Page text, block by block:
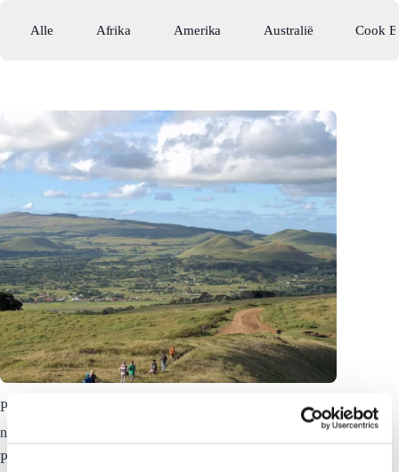
Alle Afrika Amerika Australië Cook
Paaseiland stond hoog op de wishlist van Diana en haar geluk kon
niet op toen ze werd uitgenodigd voor een studiereis naar Chili en
Paaseiland.